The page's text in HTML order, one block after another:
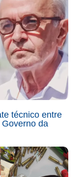
técnico entre
da